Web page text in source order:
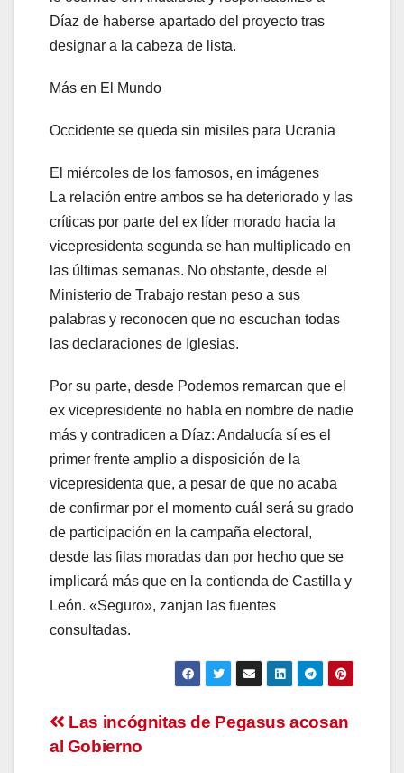
Díaz de haberse apartado del proyecto tras
designar a la cabeza de lista.
Más en El Mundo
Occidente se queda sin misiles para Ucrania
El miércoles de los famosos, en imágenes
La relación entre ambos se ha deteriorado y las
críticas por parte del ex líder morado hacia la
vicepresidenta segunda se han multiplicado en
las últimas semanas. No obstante, desde el
Ministerio de Trabajo restan peso a sus
palabras y reconocen que no escuchan todas
las declaraciones de Iglesias.
Por su parte, desde Podemos remarcan que el
ex vicepresidente no habla en nombre de nadie
más y contradicen a Díaz: Andalucía sí es el
primer frente amplio a disposición de la
vicepresidenta que, a pesar de que no acaba
de confirmar por el momento cuál será su grado
de participación en la campaña electoral,
desde las filas moradas dan por hecho que se
implicará más que en la contienda de Castilla y
León. «Seguro», zanjan las fuentes
consultadas.
Navegación
Las incógnitas de Pegasus acosan
al Gobierno